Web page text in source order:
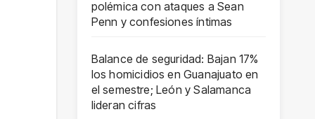
polémica con ataques a Sean
Penn y confesiones íntimas
Balance de seguridad: Bajan 17%
los homicidios en Guanajuato en
el semestre; León y Salamanca
lideran cifras